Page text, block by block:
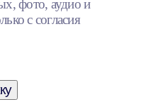
фото, аудио и
с согласия